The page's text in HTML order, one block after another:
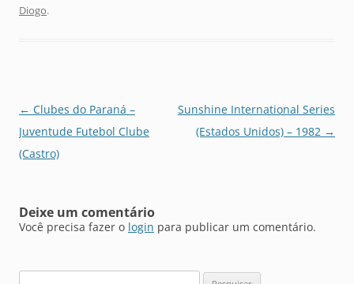
Diogo.
Navegação
de
posts
← Clubes do Paraná –
Juventude Futebol Clube
(Castro)
Sunshine International Series
(Estados Unidos) – 1982 →
Deixe um comentário
Você precisa fazer o login para publicar um comentário.